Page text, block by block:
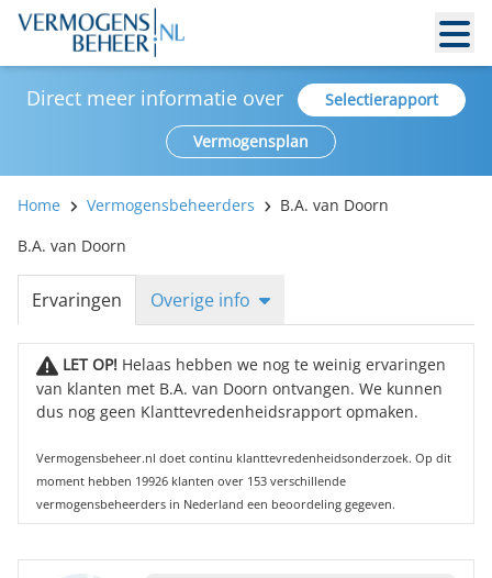
Direct meer informatie over
Selectierapport
Vermogensplan
Home Vermogensbeheerders
B.A. van Doorn
B.A. van Doorn
Ervaringen Overige info
LET OP! Helaas hebben we nog te weinig ervaringen
van klanten met B.A. van Doorn ontvangen. We kunnen
dus nog geen Klanttevredenheidsrapport opmaken.
Vermogensbeheer.nl doet continu klanttevredenheidsonderzoek. Op dit
moment hebben 19926 klanten over 153 verschillende
vermogensbeheerders in Nederland een beoordeling gegeven.